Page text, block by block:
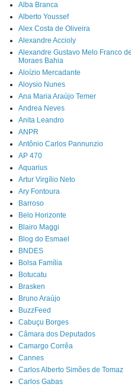
Alba Branca
Alberto Youssef
Alex Costa de Oliveira
Alexandre Accioly
Alexandre Gustavo Melo Franco de
Moraes Bahia
Aloízio Mercadante
Aloysio Nunes
Ana Maria Araújo Temer
Andrea Neves
Anita Leandro
ANPR
Antônio Carlos Pannunzio
AP 470
Aquarius
Artur Virgílio Neto
Ary Fontoura
Barroso
Belo Horizonte
Blairo Maggi
Blog do Esmael
BNDES
Bolsa Família
Botucatu
Brasken
Bruno Araújo
BuzzFeed
Cabuçu Borges
Câmara dos Deputados
Camargo Corrêa
Cannes
Carlos Alberto Simões de Tomaz
Carlos Gabas